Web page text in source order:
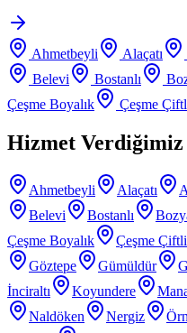
Ahmetbeyli Alaçatı
Belevi
Bostanlı
Çeşme Boyalık
Çeşme
Hizmet
Ahmetbeyli Alaçatı
Belevi
Bostanlı
Çeşme Boyalık
Çeşme
Göztepe
Gümüldür
İnciraltı
Koyundere
Naldöken
Nergiz